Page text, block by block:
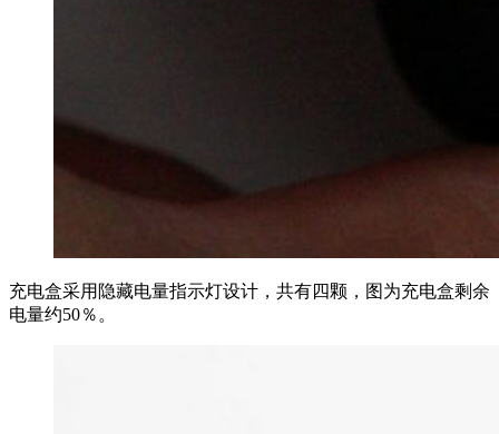
充电盒采用隐藏电量指示灯设计，共有四颗，图为充电盒剩余
电量约50％。